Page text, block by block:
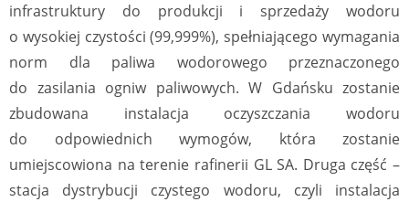
infrastruktury do produkcji i sprzedaży wodoru
o wysokiej czystości (99,999%), spełniającego wymagania
norm dla paliwa wodorowego przeznaczonego
do zasilania ogniw paliwowych. W Gdańsku zostanie
zbudowana instalacja oczyszczania wodoru
do odpowiednich wymogów, która zostanie
umiejscowiona na terenie rafinerii GL SA. Druga część –
stacja dystrybucji czystego wodoru, czyli instalacja